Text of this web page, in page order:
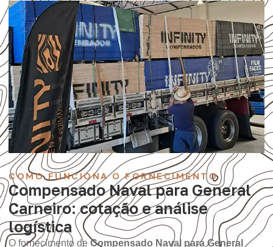
COMO FUNCIONA O FORNECIMENTO
Compensado Naval para General
Carneiro: cotação e análise
logística
O fornecimento de Compensado Naval para General